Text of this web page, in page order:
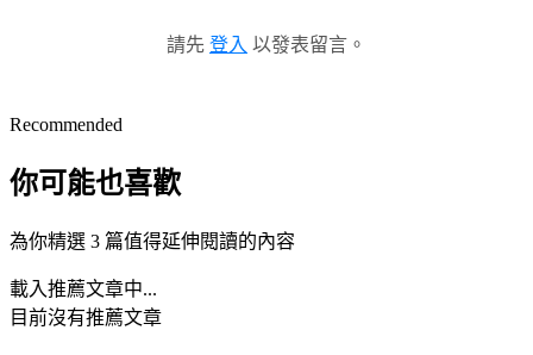
請先 登入 以發表留言。
Recommended
你可能也喜歡
為你精選 3 篇值得延伸閱讀的內容
載入推薦文章中...
目前沒有推薦文章